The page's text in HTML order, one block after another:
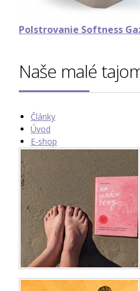
Polstrovanie Softness
Naše malé
Články
Úvod
E-shop